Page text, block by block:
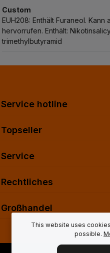
Custom
EUH208: Enthält Furaneol.
hervorrufen.Enthält:
trimethylbutyramid
Service hotline
Topseller
Service
Rechtliches
Großhandel
This website uses
possible.